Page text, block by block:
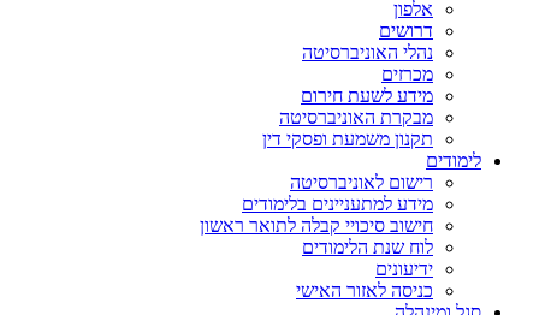
אלפון
דרושים
נהלי האוניברסיטה
מכרזים
מידע לשעת חירום
מבקרת האוניברסיטה
תקנון משמעת ופסקי דין
לימודים
רישום לאוניברסיטה
מידע למתעניינים בלימודים
חישוב סיכויי קבלה לתואר ראשון
לוח שנת הלימודים
ידיעונים
כניסה לאזור האישי